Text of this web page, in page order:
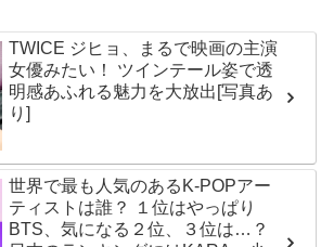
TWICE ジヒョ、まるで映画の主演
女優みたい！ ツインテール姿で透
明感あふれる魅力を大放出[写真あ
り]
世界で最も人気のあるK-POPアー
ティストは誰？ １位はやっぱり
BTS、気になる２位、３位は…？